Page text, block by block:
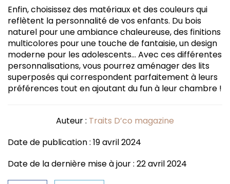
Enfin, choisissez des matériaux et des couleurs qui
reflètent la personnalité de vos enfants. Du bois
naturel pour une ambiance chaleureuse, des finitions
multicolores pour une touche de fantaisie, un design
moderne pour les adolescents… Avec ces différentes
personnalisations, vous pourrez aménager des lits
superposés qui correspondent parfaitement à leurs
préférences tout en ajoutant du fun à leur chambre !
Auteur : Traits D’co magazine
Date de publication : 19 avril 2024
Date de la dernière mise à jour : 22 avril 2024